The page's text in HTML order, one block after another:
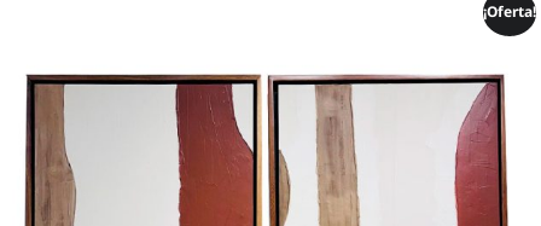
¡Oferta!